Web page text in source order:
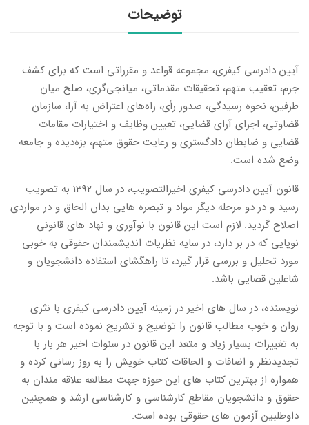
توضیحات
آیین دادرسی کیفری، مجموعه قواعد و مقرراتی است که برای کشف
جرم، تعقیب متهم، تحقیقات مقدماتی، میانجی‌گری، صلح میان
طرفین، نحوه رسیدگی، صدور رأی، راه‌های اعتراض به آرا، سازمان
قضاوتی، اجرای آرای قضایی، تعیین وظایف و اختیارات مقامات
قضایی و ضابطان دادگستری و رعایت حقوق متهم، بزه‌دیده و جامعه
وضع شده است.
قانون آیین دادرسی کیفری اخیرالتصویب، در سال 1392 به تصویب
رسید و در دو مرحله دیگر مواد و تبصره هایی بدان الحاق و در مواردی
اصلاح گردید. لازم است این قانون با نوآوری و نهاد های قانونی
نوپایی که در بر دارد، در سایه نظریات اندیشمندان حقوقی به خوبی
مورد تحلیل و بررسی قرار گیرد، تا راهگشای استفاده دانشجویان و
شاغلین قضایی باشد.
نویسنده، در سال های اخیر در زمینه آیین دادرسی کیفری با نثری
روان و خوب مطالب قانون را توضیح و تشریح نموده است و با توجه
به تغییرات بسیار زیاد و متعد این قانون در سنوات اخیر هر بار با
تجدیدنظر و اضافات و الحاقات کتاب خویش را به روز رسانی کرده و
همواره از بهترین کتاب های این حوزه جهت مطالعه علاقه مندان به
حقوق و دانشجویان مقاطع کارشناسی و کارشناسی ارشد و همچنین
داوطلبین آزمون های حقوقی بوده است.